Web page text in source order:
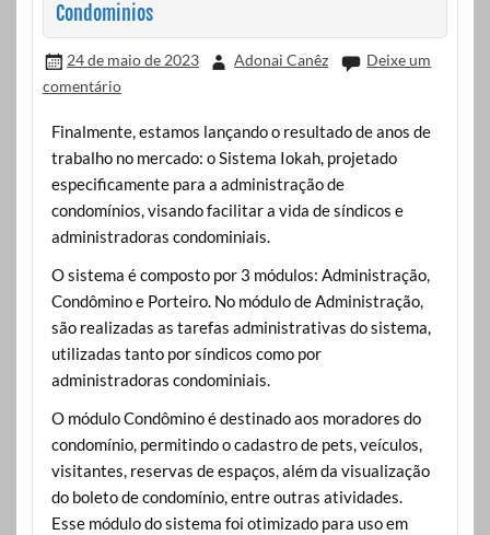
Condominios
24 de maio de 2023 Adonai Canêz
Deixe um
comentário
Finalmente, estamos lançando o resultado de anos de
trabalho no mercado: o Sistema Iokah, projetado
especificamente para a administração de
condomínios, visando facilitar a vida de síndicos e
administradoras condominiais.
O sistema é composto por 3 módulos: Administração,
Condômino e Porteiro. No módulo de Administração,
são realizadas as tarefas administrativas do sistema,
utilizadas tanto por síndicos como por
administradoras condominiais.
O módulo Condômino é destinado aos moradores do
condomínio, permitindo o cadastro de pets, veículos,
visitantes, reservas de espaços, além da visualização
do boleto de condomínio, entre outras atividades.
Esse módulo do sistema foi otimizado para uso em